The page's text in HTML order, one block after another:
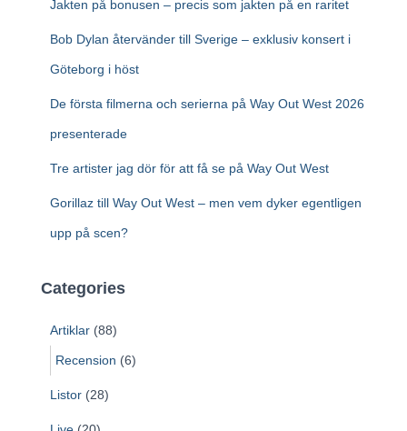
Jakten på bonusen – precis som jakten på en raritet
Bob Dylan återvänder till Sverige – exklusiv konsert i
Göteborg i höst
De första filmerna och serierna på Way Out West 2026
presenterade
Tre artister jag dör för att få se på Way Out West
Gorillaz till Way Out West – men vem dyker egentligen
upp på scen?
Categories
Artiklar (88)
Recension (6)
Listor (28)